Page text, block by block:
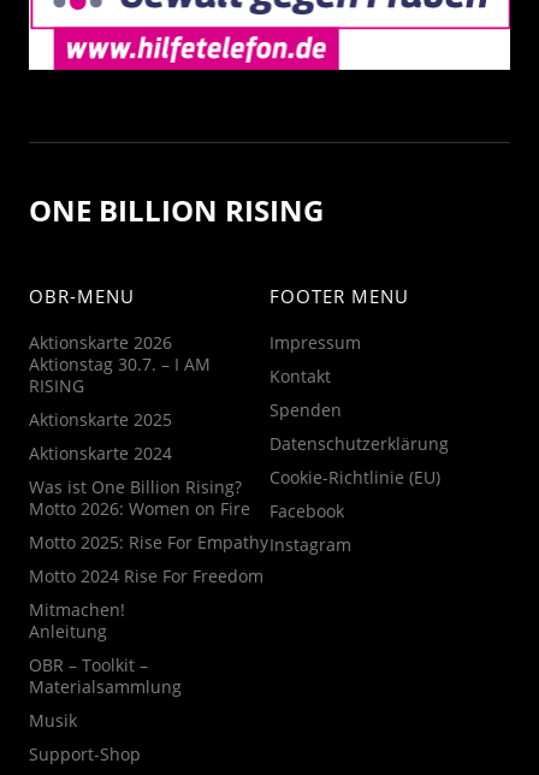
ONE BILLION RISING
OBR-MENU
Aktionskarte 2026
Aktionstag 30.7. – I AM
RISING
Aktionskarte 2025
Aktionskarte 2024
Was ist One Billion Rising?
Motto 2026: Women on Fire
Motto 2025: Rise For Empathy
Motto 2024 Rise For Freedom
Mitmachen!
Anleitung
OBR – Toolkit –
Materialsammlung
Musik
Support-Shop
FOOTER MENU
Impressum
Kontakt
Spenden
Datenschutzerklärung
Cookie-Richtlinie (EU)
Facebook
Instagram